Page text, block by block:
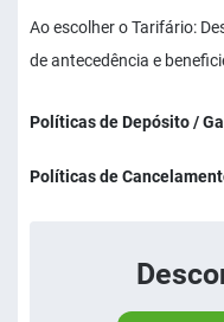
Ao escolher o Tarifário:
de antecedência e
Políticas de Depósito /
Políticas de